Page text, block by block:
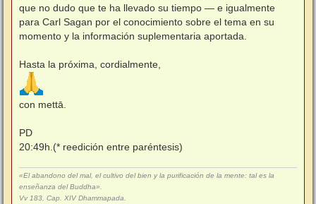
que no dudo que te ha llevado su tiempo — e igualmente
para Carl Sagan por el conocimiento sobre el tema en su
momento y la información suplementaria aportada.
Hasta la próxima, cordialmente,
con mettā.
PD
20:49h.(* reedición entre paréntesis)
«El abandono del mal, el cultivo del bien y la purificación de la mente: tal es la
enseñanza del Buddha».
Vv 183, Cap. XIV Dhammapada.